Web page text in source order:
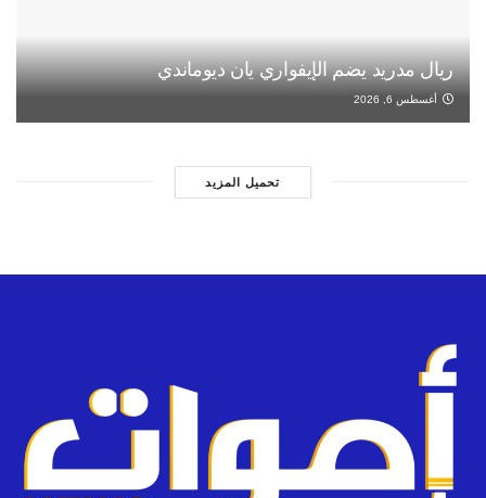
ريال مدريد يضم الإيفواري يان ديوماندي
أغسطس 6, 2026
تحميل المزيد